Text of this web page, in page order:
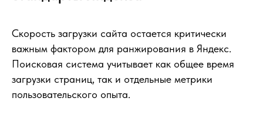
Скорость загрузки сайта остается критически
важным фактором для ранжирования в Яндекс.
Поисковая система учитывает как общее время
загрузки страниц, так и отдельные метрики
пользовательского опыта.